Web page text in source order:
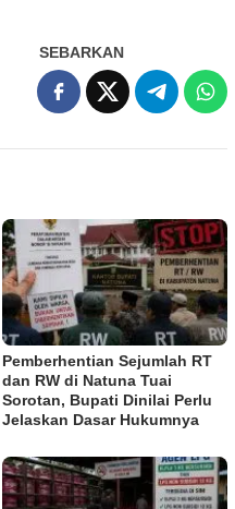
SEBARKAN
Pemberhentian Sejumlah RT
dan RW di Natuna Tuai
Sorotan, Bupati Dinilai Perlu
Jelaskan Dasar Hukumnya